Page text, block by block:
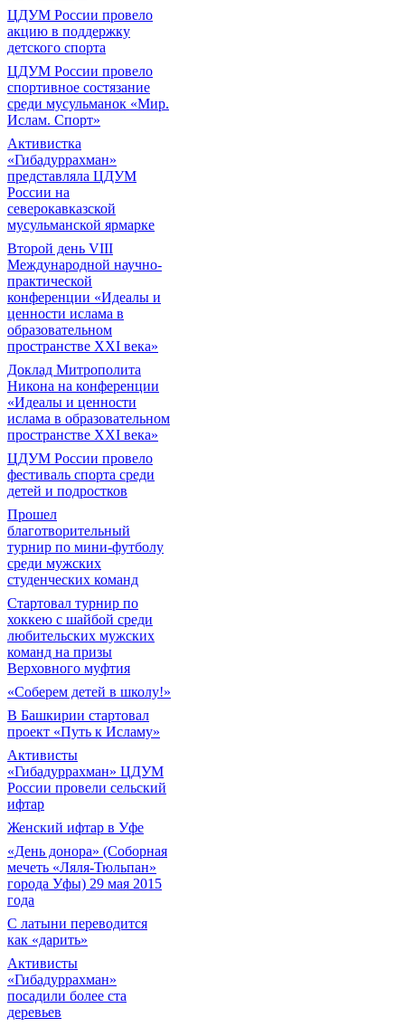
ЦДУМ России провело
акцию в поддержку
детского спорта
ЦДУМ России провело
спортивное состязание
среди мусульманок «Мир.
Ислам. Спорт»
Активистка
«Гибадуррахман»
представляла ЦДУМ
России на
северокавказской
мусульманской ярмарке
Второй день VIII
Международной научно-
практической
конференции «Идеалы и
ценности ислама в
образовательном
пространстве XXI века»
Доклад Митрополита
Никона на конференции
«Идеалы и ценности
ислама в образовательном
пространстве XXI века»
ЦДУМ России провело
фестиваль спорта среди
детей и подростков
Прошел
благотворительный
турнир по мини-футболу
среди мужских
студенческих команд
Cтартовал турнир по
хоккею с шайбой среди
любительских мужских
команд на призы
Верховного муфтия
«Соберем детей в школу!»
В Башкирии стартовал
проект «Путь к Исламу»
Активисты
«Гибадуррахман» ЦДУМ
России провели сельский
ифтар
Женский ифтар в Уфе
«День донора» (Соборная
мечеть «Ляля-Тюльпан»
города Уфы) 29 мая 2015
года
С латыни переводится
как «дарить»
Активисты
«Гибадуррахман»
посадили более ста
деревьев